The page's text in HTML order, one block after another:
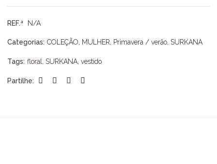
SURKANA
REF.ª N/A
Categorias: COLEÇÃO, MULHER, Primavera / verão, SURKANA
Tags: floral , SURKANA, vestido
Partilhe: